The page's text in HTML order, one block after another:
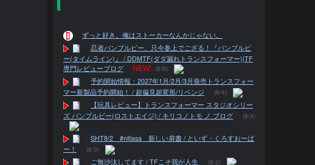
ずっと好き。俺はストーカーなんかじゃない。
忍者バンブルビー、只今参上でござる！『バンブルビ
ー(タイムライン)』 / DDMTF(ダダ漏れトランスフォーマー)|TF
専門レビューブログ
NEW! (8/6)
予約開始情報：2027年1月/2月/3月発売トランスフォー
マー新製品予約開始！ / 超偏見超変形/リベンジ
(8/4)
【玩具レビュー】トランスフォーマー スタジオシリー
ズ バンブルビー(ロストエイジ) / キリコノトモ ノ ブログ
(8/4)
SHT8/2 #nitiasa 新しい肩書 / といず・くろすおーば
ー！
(8/3)
ご無沙汰してます / TFこそ我が人生 (8/2)